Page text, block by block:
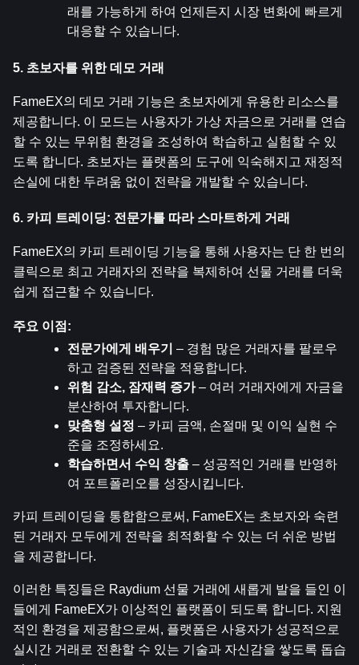
래를 가능하게 하여 언제든지 시장 변화에 빠르게
대응할 수 있습니다.
5. 초보자를 위한 데모 거래
FameEX의 데모 거래 기능은 초보자에게 유용한 리소스를
제공합니다. 이 모드는 사용자가 가상 자금으로 거래를 연습
할 수 있는 무위험 환경을 조성하여 학습하고 실험할 수 있
도록 합니다. 초보자는 플랫폼의 도구에 익숙해지고 재정적
손실에 대한 두려움 없이 전략을 개발할 수 있습니다.
6. 카피 트레이딩: 전문가를 따라 스마트하게 거래
FameEX의 카피 트레이딩 기능을 통해 사용자는 단 한 번의
클릭으로 최고 거래자의 전략을 복제하여 선물 거래를 더욱
쉽게 접근할 수 있습니다.
주요 이점:
전문가에게 배우기 – 경험 많은 거래자를 팔로우
하고 검증된 전략을 적용합니다.
위험 감소, 잠재력 증가 – 여러 거래자에게 자금을
분산하여 투자합니다.
맞춤형 설정 – 카피 금액, 손절매 및 이익 실현 수
준을 조정하세요.
학습하면서 수익 창출 – 성공적인 거래를 반영하
여 포트폴리오를 성장시킵니다.
카피 트레이딩을 통합함으로써, FameEX는 초보자와 숙련
된 거래자 모두에게 전략을 최적화할 수 있는 더 쉬운 방법
을 제공합니다.
이러한 특징들은 Raydium 선물 거래에 새롭게 발을 들인 이
들에게 FameEX가 이상적인 플랫폼이 되도록 합니다. 지원
적인 환경을 제공함으로써, 플랫폼은 사용자가 성공적으로
실시간 거래로 전환할 수 있는 기술과 자신감을 쌓도록 돕습